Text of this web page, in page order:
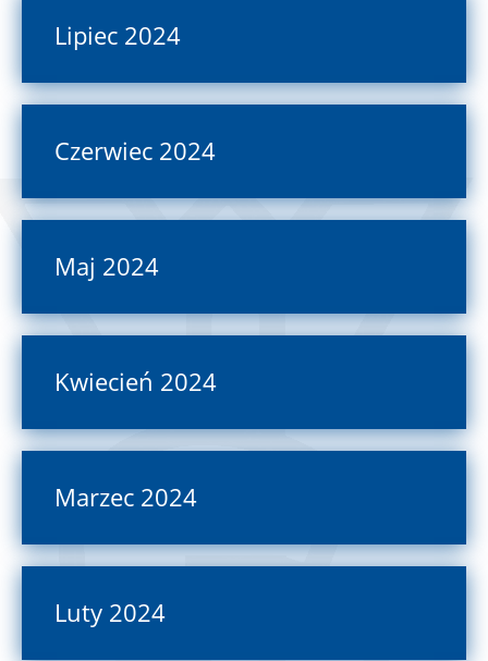
Lipiec 2024
Czerwiec 2024
Maj 2024
Kwiecień 2024
Marzec 2024
Luty 2024